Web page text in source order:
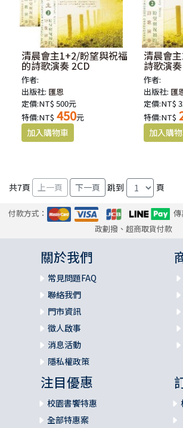
清晨會主1+2/盼望與祝福
的詩歌演奏 2CD
作者:
出版社: 匯恩
定價:NT$ 500元
特價:NT$ 450元
清晨會
詩歌演
作者:
出版社: 匯
定價:NT$
特價:NT$
共7頁 跳到 頁
付款方式：
政劃撥、超商取貨付款
關於我們
常見問題FAQ
聯絡我們
門市資訊
徵人啟事
消息活動
隱私權政策
注目優惠
校園書饗特惠
全部特惠案